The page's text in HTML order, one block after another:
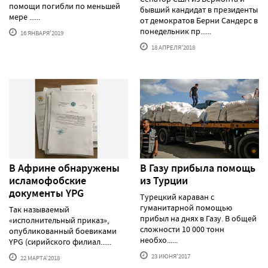
помощи погибли по меньшей
мере ......
16 ЯНВАРЯ'2019
бывший кандидат в президенты
от демократов Берни Сандерс в
понедельник пр......
18 АПРЕЛЯ'2018
В Африне обнаружены
исламофобские
документы YPG
Так называемый
«исполнительный приказ»,
опубликованный боевиками
YPG (сирийского филиал......
22 МАРТА'2018
В Газу прибыла помощь
из Турции
Турецкий караван с
гуманитарной помощью
прибыл на днях в Газу. В общей
сложности 10 000 тонн
необхо......
23 ИЮНЯ'2017